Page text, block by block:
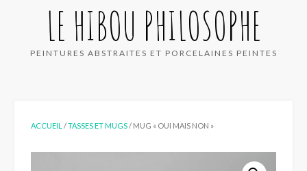
LE HIBOU PHILOSOPHE
PEINTURES ABSTRAITES ET PORCELAINES PEINTES
ACCUEIL /TASSES ET MUGS/ MUG « OUI MAIS NON »